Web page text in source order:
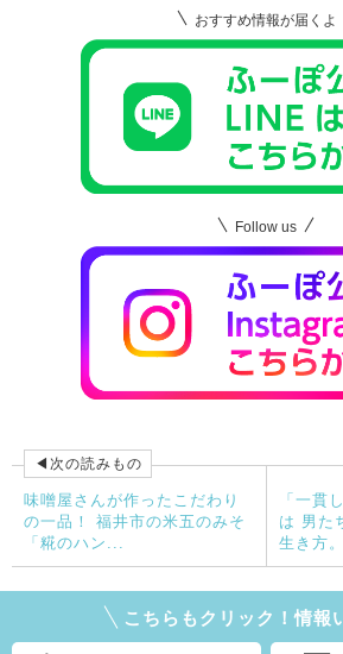
おすすめ情報が届くよ
Follow us
◀次の読みもの
味噌屋さんが作ったこだわり
の一品！ 福井市の米五のみそ
「糀のハン...
「一貫
は 男た
生き方
こちらもクリック！情報